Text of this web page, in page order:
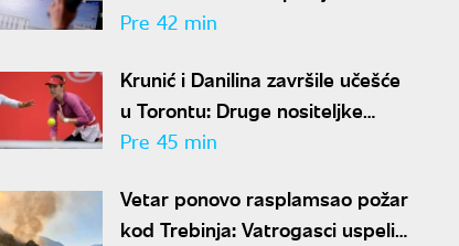
žalbu nakon što su mu blokirani
Pre 42 min
Krunić i Danilina završile učešće
u Torontu: Druge nositeljke
ispale već na startu
Pre 45 min
Vetar ponovo rasplamsao požar
kod Trebinja: Vatrogasci uspeli